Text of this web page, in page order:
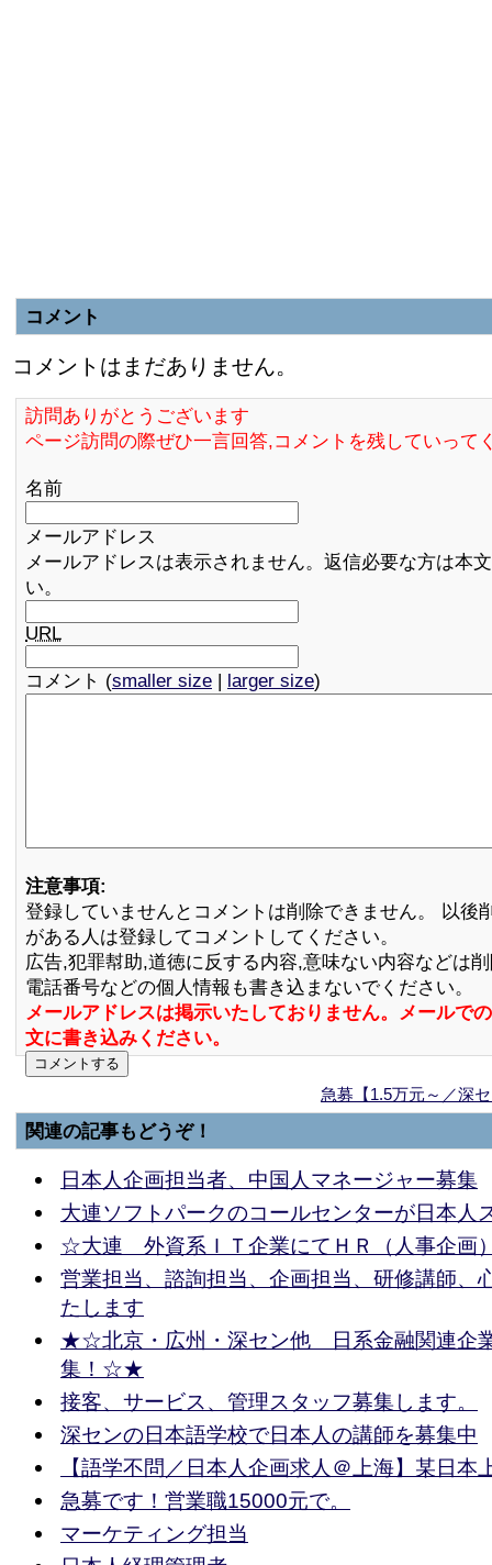
コメント
コメントはまだありません。
訪問ありがとうございます
ページ訪問の際ぜひ一言回答,コメントを残していって
名前
メールアドレス
メールアドレスは表示されません。返信必要な方は本
い。
URL
コメント (smaller size | larger size)
注意事項:
登録していませんとコメントは削除できません。 以後
がある人は登録してコメントしてください。
広告,犯罪幇助,道徳に反する内容,意味ない内容などは
電話番号などの個人情報も書き込まないでください。
メールアドレスは掲示いたしておりません。メールで
文に書き込みください。
急募【1.5万元～／深
関連の記事もどうぞ！
日本人企画担当者、中国人マネージャー募集
大連ソフトパークのコールセンターが日本人
☆大連 外資系ＩＴ企業にてＨＲ（人事企画
営業担当、諮詢担当、企画担当、研修講師、
たします
★☆北京・広州・深セン他 日系金融関連企
集！☆★
接客、サービス、管理スタッフ募集します。
深センの日本語学校で日本人の講師を募集中
【語学不問／日本人企画求人＠上海】某日本
急募です！営業職15000元で。
マーケティング担当